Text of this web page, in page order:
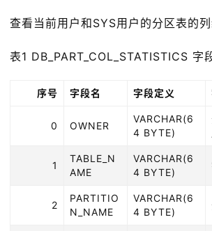
查看当前用户和SYS用户的分区表的列
表1 DB_PART_COL_STATISTICS 字
序号 字段名 字段定义
0 OWNER
VARCHAR(6
4 BYTE)
1
TABLE_N
AME
VARCHAR(6
4 BYTE)
2
PARTITIO
N_NAME
VARCHAR(6
4 BYTE)